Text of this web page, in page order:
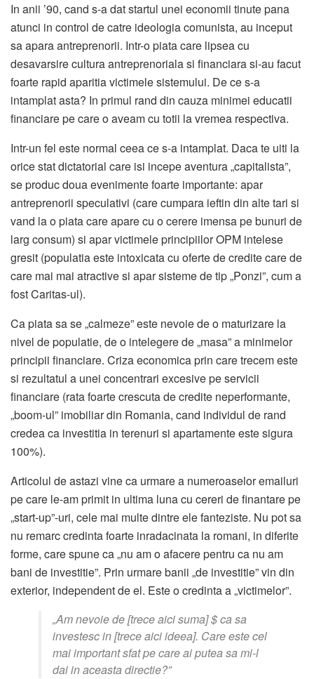
In anii ’90, cand s-a dat startul unei economii tinute pana
atunci in control de catre ideologia comunista, au inceput
sa apara antreprenorii. Intr-o piata care lipsea cu
desavarsire cultura antreprenoriala si financiara si-au facut
foarte rapid aparitia victimele sistemului. De ce s-a
intamplat asta? In primul rand din cauza minimei educatii
financiare pe care o aveam cu totii la vremea respectiva.
Intr-un fel este normal ceea ce s-a intamplat. Daca te uiti la
orice stat dictatorial care isi incepe aventura „capitalista”,
se produc doua evenimente foarte importante: apar
antreprenorii speculativi (care cumpara ieftin din alte tari si
vand la o piata care apare cu o cerere imensa pe bunuri de
larg consum) si apar victimele principiilor OPM intelese
gresit (populatia este intoxicata cu oferte de credite care de
care mai mai atractive si apar sisteme de tip „Ponzi”, cum a
fost Caritas-ul).
Ca piata sa se „calmeze” este nevoie de o maturizare la
nivel de populatie, de o intelegere de „masa” a minimelor
principii financiare. Criza economica prin care trecem este
si rezultatul a unei concentrari excesive pe servicii
financiare (rata foarte crescuta de credite neperformante,
„boom-ul” imobiliar din Romania, cand individul de rand
credea ca investitia in terenuri si apartamente este sigura
100%).
Articolul de astazi vine ca urmare a numeroaselor emailuri
pe care le-am primit in ultima luna cu cereri de finantare pe
„start-up”-uri, cele mai multe dintre ele fanteziste. Nu pot sa
nu remarc credinta foarte inradacinata la romani, in diferite
forme, care spune ca „nu am o afacere pentru ca nu am
bani de investitie”. Prin urmare banii „de investitie” vin din
exterior, independent de el. Este o credinta a „victimelor”.
„Am nevoie de [trece aici suma] $ ca sa
investesc in [trece aici ideea]. Care este cel
mai important sfat pe care ai putea sa mi-l
dai in aceasta directie?”